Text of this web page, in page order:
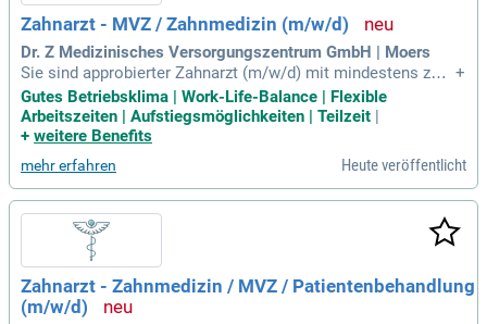
Zahnarzt - MVZ / Zahnmedizin (m/w/d)
Dr. Z Medizinisches Versorgungszentrum GmbH | Moers
Sie sind approbierter Zahnarzt (m/w/d) mit mindestens zwei
Jahren Erfahrung? Dann sind Sie hier genau richtig! Ihr Fach
wissen in Zahnerhaltung und Prothetik sowie Ihre patienten
orientierte Beratung sind gef gefragt. Sie arbeiten auf hohe
chätzen Sie den Austausch und kommunizieren sicher auf D
eutsch (C1-Niveau). Profitieren Sie von einer ausgezeichnet
en Work-Life-Balance, einem attraktiven Gehalt plus Umsatz
beteiligung und 27 Tagen Urlaub mit freien Tagen an Heiliga
bend und Silvester.
+
Gutes Betriebsklima | Work-Life-Balance | Flexible
Arbeitszeiten | Aufstiegsmöglichkeiten | Teilzeit |
+ weitere Benefits
mehr erfahren Heute veröffentlicht
Zahnarzt - Zahnmedizin / MVZ / Patientenbehandlung
(m/w/d)